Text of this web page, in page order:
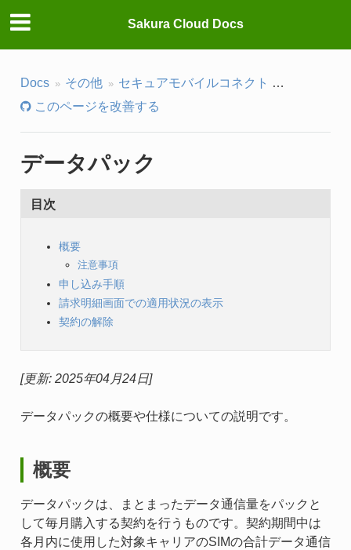
Sakura Cloud Docs
Docs その他 セキュアモバイルコネクト
このページを改善する
データパック
目次
概要
注意事項
申し込み手順
請求明細画面での適用状況の表示
契約の解除
[更新: 2025年04月24日]
データパックの概要や仕様についての説明です。
概要
データパックは、まとまったデータ通信量をパックと
して毎月購入する契約を行うものです。契約期間中は
各月内に使用した対象キャリアのSIMの合計データ通信